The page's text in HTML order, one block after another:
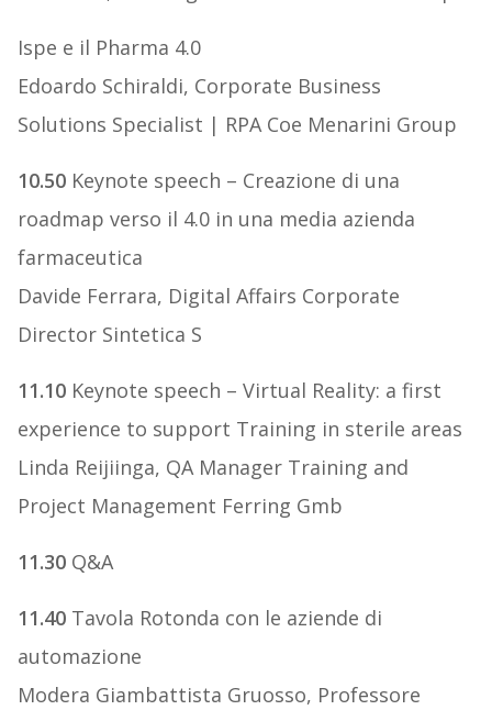
Ispe e il Pharma 4.0
Edoardo Schiraldi, Corporate Business
Solutions Specialist | RPA Coe Menarini Group
10.50Keynote speech – Creazione di una
roadmap verso il 4.0 in una media azienda
farmaceutica
Davide Ferrara, Digital Affairs Corporate
Director Sintetica S
11.10Keynote speech – Virtual Reality: a first
experience to support Training in sterile areas
Linda Reijiinga, QA Manager Training and
Project Management Ferring Gmb
11.30Q&A
11.40Tavola Rotonda con le aziende di
automazione
Modera Giambattista Gruosso, Professore